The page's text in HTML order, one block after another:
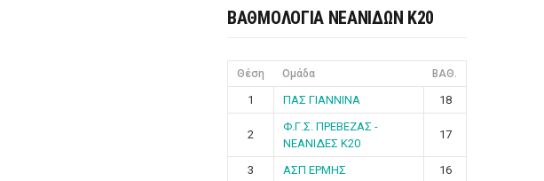
ΒΑΘΜΟΛΟΓΙΑ ΝΕΑΝΙΔΩΝ Κ20
Θέση Ομάδα ΒΑΘ.
1 ΠΑΣ ΓΙΑΝΝΙΝΑ 18
2
Φ.Γ.Σ. ΠΡΕΒΕΖΑΣ -
ΝΕΑΝΙΔΕΣ Κ20
17
3 ΑΣΠ ΕΡΜΗΣ
16